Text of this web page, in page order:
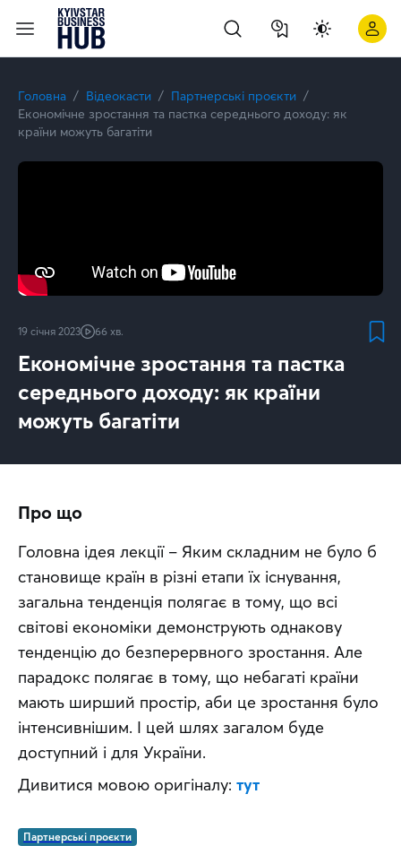
Головна Відеокасти
Партнерські проєкти
Економічне зростання та пастка середнього доходу: як
країни можуть багатіти
19 січня 2023 66 хв.
Економічне зростання та пастка
середнього доходу: як країни
можуть багатіти
Про що
Головна ідея лекції – Яким складним не було б
становище країн в різні етапи їх існування,
загальна тенденція полягає в тому, що всі
світові економіки демонструють однакову
тенденцію до безперервного зростання. Але
парадокс полягає в тому, що небагаті країни
мають ширший простір, аби це зростання було
інтенсивнішим. І цей шлях загалом буде
доступний і для України.
Дивитися мовою оригіналу: тут
Партнерські проєкти
Генеративний штучний інтелект: ключові питання |